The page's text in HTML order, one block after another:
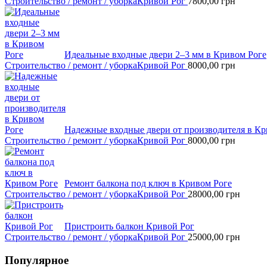
Идеальные входные двери 2–3 мм в Кривом Роге
Строительство / ремонт / уборкаКривой Рог 8000,00 грн
Надежные входные двери от производителя в
Строительство / ремонт / уборкаКривой Рог 8000,00 грн
Ремонт балкона под ключ в Кривом Роге
Строительство / ремонт / уборкаКривой Рог 28000,00 грн
Пристроить балкон Кривой Рог
Строительство / ремонт / уборкаКривой Рог 25000,00 грн
Популярное